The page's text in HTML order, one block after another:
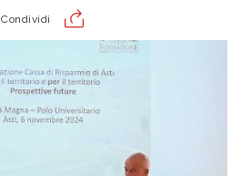
Condividi